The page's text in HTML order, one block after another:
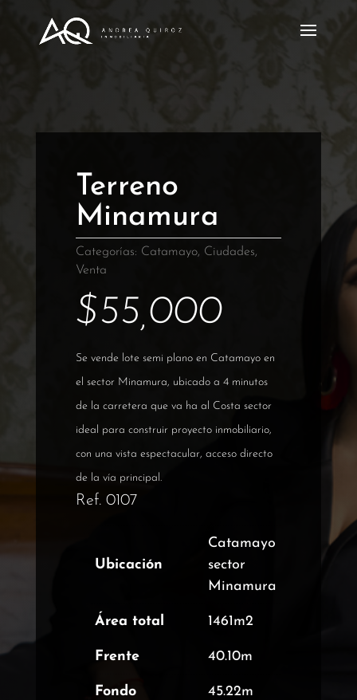
Terreno
Minamura
Categorías: Catamayo, Ciudades,
Venta
$55,000
Se vende lote semi plano en Catamayo en
el sector Minamura, ubicado a 4 minutos
de la carretera que va ha al Costa sector
ideal para construir proyecto inmobiliario,
con una vista espectacular, acceso directo
de la vía principal.
Ref. 0107
Ubicación
Catamayo
sector
Minamura
Área total 1461m2
Frente 40.10m
Fondo 45.22m